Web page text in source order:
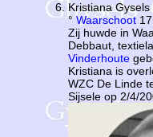
Kristiana Gysels
°Waarschoot
Zij huwde in
Debbaut,
Vinderhoute
Kristiana is
WZC De Linde
Sijsele op 2/4/